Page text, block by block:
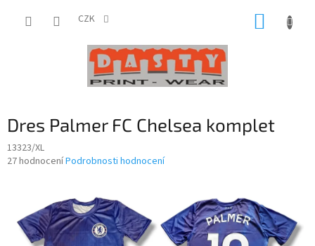
CZK
Dres Palmer FC Chelsea komplet
13323/XL
Průměrné
27 hodnoceníPodrobnosti hodnocení